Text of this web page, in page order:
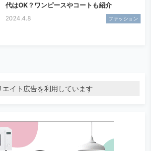
代はOK？ワンピースやコートも紹介
2024.4.8 ファッション
イト広告を利用しています